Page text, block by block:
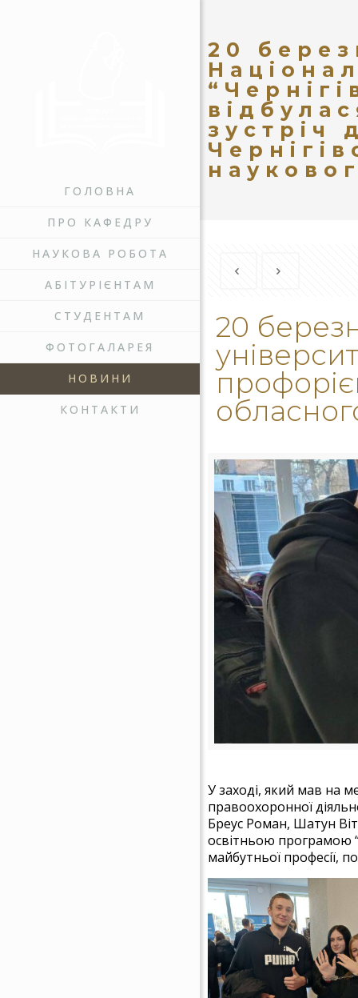
ГОЛОВНА
ПРО КАФЕДРУ
НАУКОВА РОБОТА
АБІТУРІЄНТАМ
СТУДЕНТАМ
ФОТОГАЛАРЕЯ
НОВИНИ
КОНТАКТИ
20
зустріч
20
У заході, який мав на
правоохоронної
Бреус Роман, Шатун
освітньою програмою
майбутньої професії,